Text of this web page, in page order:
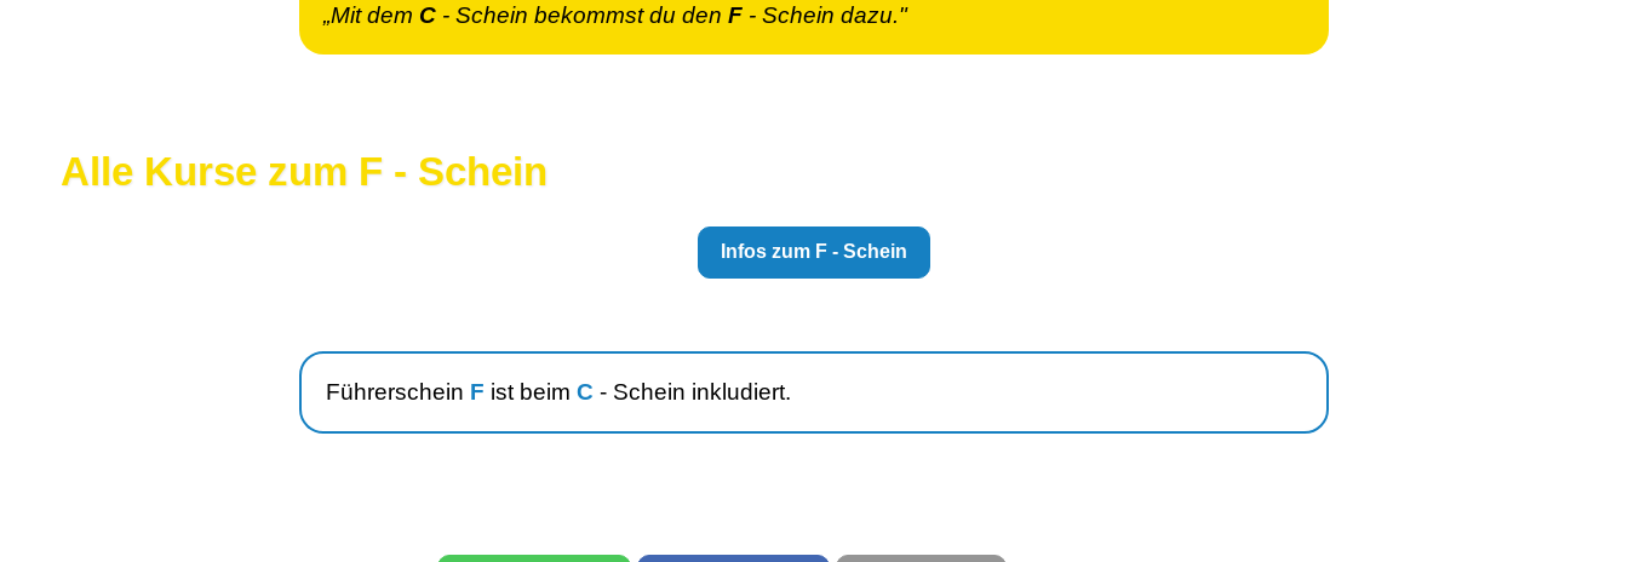
„Mit dem C - Schein bekommst du denF - Schein dazu."
Alle Kurse zum F - Schein
Infos zum F - Schein
Führerschein F ist beimC- Schein inkludiert.